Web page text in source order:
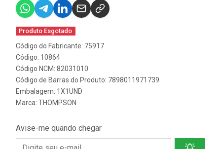
Produto Esgotado
Código do Fabricante: 75917
Código: 10864
Código NCM: 82031010
Código de Barras do Produto: 7898011971739
Embalagem: 1X1UND
Marca: THOMPSON
Avise-me quando chegar